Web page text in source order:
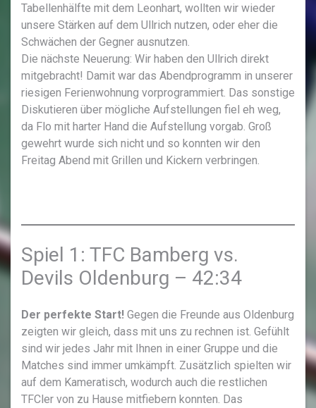
Tabellenhälfte mit dem Leonhart, wollten wir wieder
unsere Stärken auf dem Ullrich nutzen, oder eher die
Schwächen der Gegner ausnutzen.
Die nächste Neuerung: Wir haben den Ullrich direkt
mitgebracht! Damit war das Abendprogramm in unserer
riesigen Ferienwohnung vorprogrammiert. Das sonstige
Diskutieren über mögliche Aufstellungen fiel eh weg,
da Flo mit harter Hand die Aufstellung vorgab. Groß
gewehrt wurde sich nicht und so konnten wir den
Freitag Abend mit Grillen und Kickern verbringen.
Spiel 1: TFC Bamberg vs.
Devils Oldenburg – 42:34
Der perfekte Start! Gegen die Freunde aus Oldenburg
zeigten wir gleich, dass mit uns zu rechnen ist. Gefühlt
sind wir jedes Jahr mit Ihnen in einer Gruppe und die
Matches sind immer umkämpft. Zusätzlich spielten wir
auf dem Kameratisch, wodurch auch die restlichen
TFCler von zu Hause mitfiebern konnten. Das